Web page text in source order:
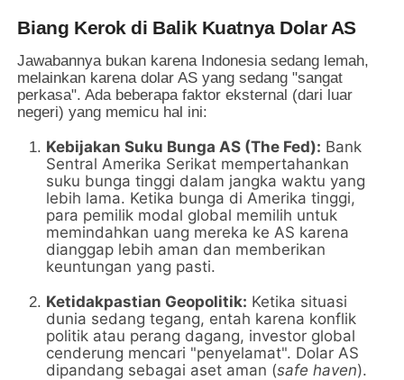
Biang Kerok di Balik Kuatnya Dolar AS
Jawabannya bukan karena Indonesia sedang lemah,
melainkan karena dolar AS yang sedang "sangat
perkasa". Ada beberapa faktor eksternal (dari luar
negeri) yang memicu hal ini:
Kebijakan Suku Bunga AS (The Fed): Bank
Sentral Amerika Serikat mempertahankan
suku bunga tinggi dalam jangka waktu yang
lebih lama. Ketika bunga di Amerika tinggi,
para pemilik modal global memilih untuk
memindahkan uang mereka ke AS karena
dianggap lebih aman dan memberikan
keuntungan yang pasti.
Ketidakpastian Geopolitik: Ketika situasi
dunia sedang tegang, entah karena konflik
politik atau perang dagang, investor global
cenderung mencari "penyelamat". Dolar AS
dipandang sebagai aset aman (safe haven).